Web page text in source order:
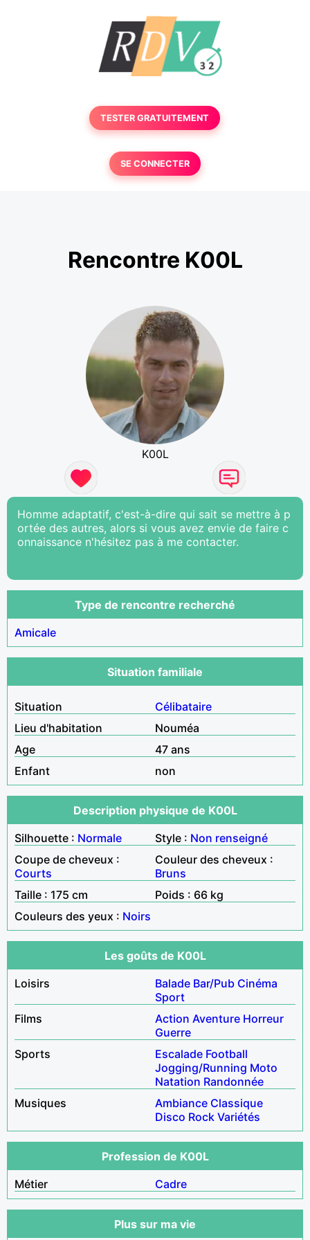
TESTER GRATUITEMENT
SE CONNECTER
Rencontre K00L
K00L
Homme adaptatif, c'est-à-dire qui sait se mettre à p
ortée des autres, alors si vous avez envie de faire c
onnaissance n'hésitez pas à me contacter.
Type de rencontre recherché
Amicale
Situation familiale
Situation
Célibataire
Lieu d'habitation
Nouméa
Age
47 ans
Enfant
non
Description physique de K00L
Silhouette : Normale Style : Non renseigné
Coupe de cheveux :
Courts
Couleur des cheveux :
Bruns
Taille : 175 cm
Poids : 66 kg
Couleurs des yeux : Noirs
Les goûts de K00L
Loisirs
Balade Bar/Pub Cinéma
Sport
Films
Action Aventure Horreur
Guerre
Sports
Escalade Football
Jogging/Running Moto
Natation Randonnée
Musiques
Ambiance Classique
Disco Rock Variétés
Profession de K00L
Métier
Cadre
Plus sur ma vie